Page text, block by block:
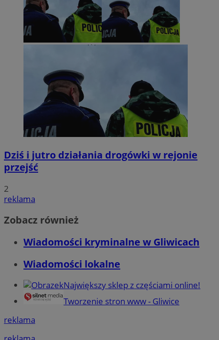
Dziś i jutro działania drogówki w rejonie
przejść
2
reklama
Zobacz również
Wiadomości kryminalne w Gliwicach
Wiadomości lokalne
Największy sklep z częściami online!
Tworzenie stron www - Gliwice
reklama